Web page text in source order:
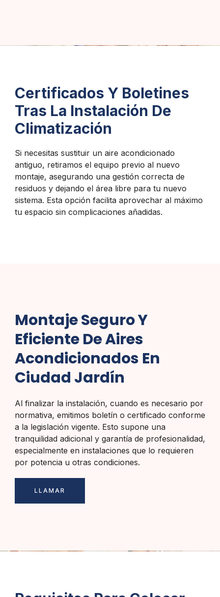
Certificados Y Boletines
Tras La Instalación De
Climatización
Si necesitas sustituir un aire acondicionado
antiguo, retiramos el equipo previo al nuevo
montaje, asegurando una gestión correcta de
residuos y dejando el área libre para tu nuevo
sistema. Esta opción facilita aprovechar al máximo
tu espacio sin complicaciones añadidas.
Montaje Seguro Y
Eficiente De Aires
Acondicionados En
Ciudad Jardín
Al finalizar la instalación, cuando es necesario por
normativa, emitimos boletín o certificado conforme
a la legislación vigente. Esto supone una
tranquilidad adicional y garantía de profesionalidad,
especialmente en instalaciones que lo requieren
por potencia u otras condiciones.
LLAMAR